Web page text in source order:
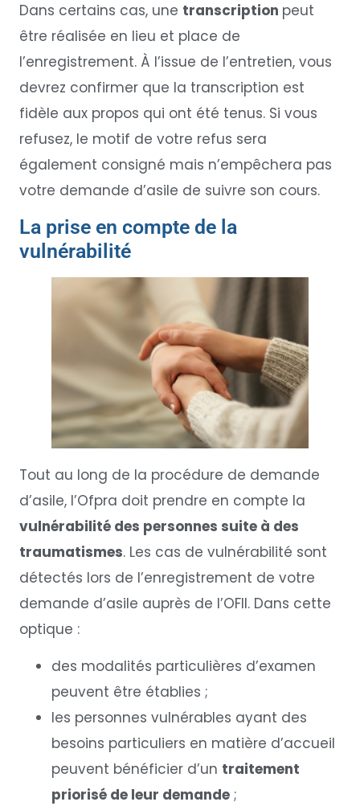
Dans certains cas, une transcription peut
être réalisée en lieu et place de
l’enregistrement. À l’issue de l’entretien, vous
devrez confirmer que la transcription est
fidèle aux propos qui ont été tenus. Si vous
refusez, le motif de votre refus sera
également consigné mais n’empêchera pas
votre demande d’asile de suivre son cours.
La prise en compte de la
vulnérabilité
Tout au long de la procédure de demande
d’asile, l’Ofpra doit prendre en compte la
vulnérabilité des personnes suite à des
traumatismes. Les cas de vulnérabilité sont
détectés lors de l’enregistrement de votre
demande d’asile auprès de l’OFII. Dans cette
optique :
des modalités particulières d’examen
peuvent être établies ;
les personnes vulnérables ayant des
besoins particuliers en matière d’accueil
peuvent bénéficier d’un traitement
priorisé de leur demande;